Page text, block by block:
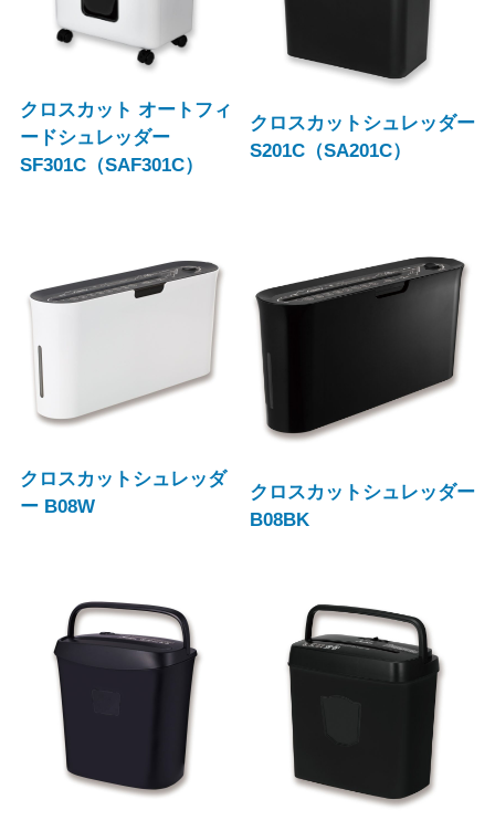
クロスカット オートフィ
ードシュレッダー
SF301C（SAF301C）
クロスカットシュレッダー
S201C（SA201C）
クロスカットシュレッダ
ー B08W
クロスカットシュレッダー
B08BK